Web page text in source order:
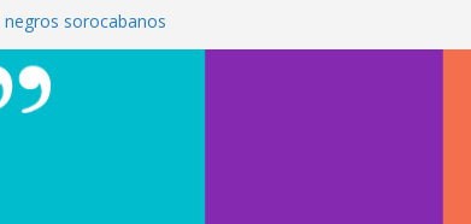
sorocabanos
a terceira artista do #ConviteMPB do
Brasil 2026 promove integração, ciência e
Uniso